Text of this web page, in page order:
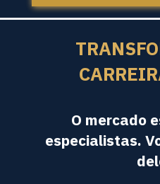
O mercado
especialistas.